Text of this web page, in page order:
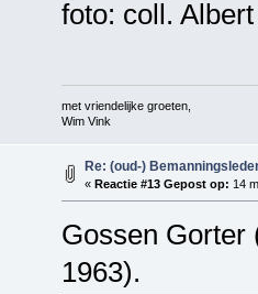
foto: coll.
met vriendelijke groeten,
Wim Vink
Re: (oud-)
« Reactie #13 Gepost op: 14
Gossen Gorter
1963).